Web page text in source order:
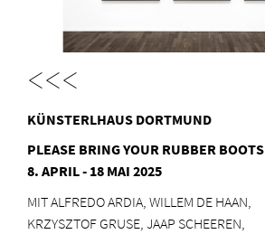
<<<
KÜNSTERLHAUS DORTMUND
PLEASE BRING YOUR RUBBER BOOTS
8. APRIL - 18 MAI 2025
MIT ALFREDO ARDIA, WILLEM DE HAAN,
KRZYSZTOF GRUSE, JAAP SCHEEREN,